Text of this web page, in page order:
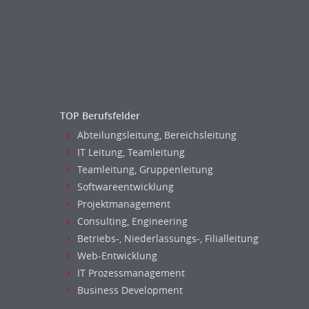
Notar-, Justizfachangestellter,
Anwaltsfachgehilfe
Notariat
Richter, Justizbeamte
Anlageberatung, Vermögensberatung
Asset-/Fonds-Management
Börsenhandel
Banken, Finanzdienstleister und
Versicherungen Compliance, Sicherheit
Banken, Finanzdienstleister und
Versicherungen Finanzen
TOP Berufsfelder
Abteilungsleitung, Bereichsleitung
IT Leitung, Teamleitung
Teamleitung, Gruppenleitung
Softwareentwicklung
Projektmanagement
Consulting, Engineering
Betriebs-, Niederlassungs-, Filialleitung
Web-Entwicklung
IT Prozessmanagement
Business Development